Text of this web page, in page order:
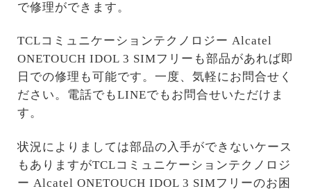
で修理ができます。
TCLコミュニケーションテクノロジー Alcatel
ONETOUCH IDOL 3 SIMフリーも部品があれば即
日での修理も可能です。一度、気軽にお問合せく
ださい。電話でもLINEでもお問合せいただけま
す。
状況によりましては部品の入手ができないケース
もありますがTCLコミュニケーションテクノロジ
ー Alcatel ONETOUCH IDOL 3 SIMフリーのお困